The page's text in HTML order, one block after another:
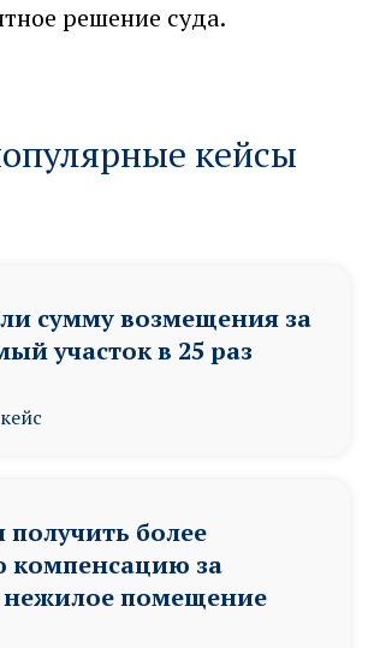
решение суда.
кейсы
сумму возмещения за
участок в 25 раз
более
компенсацию за
нежилое помещение